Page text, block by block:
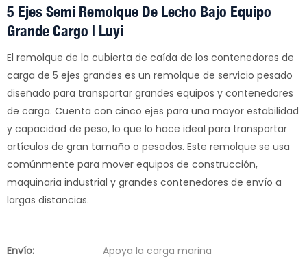
5 Ejes Semi Remolque De Lecho Bajo Equipo
Grande Cargo | Luyi
El remolque de la cubierta de caída de los contenedores de
carga de 5 ejes grandes es un remolque de servicio pesado
diseñado para transportar grandes equipos y contenedores
de carga. Cuenta con cinco ejes para una mayor estabilidad
y capacidad de peso, lo que lo hace ideal para transportar
artículos de gran tamaño o pesados. Este remolque se usa
comúnmente para mover equipos de construcción,
maquinaria industrial y grandes contenedores de envío a
largas distancias.
Envío:
Apoya la carga marina